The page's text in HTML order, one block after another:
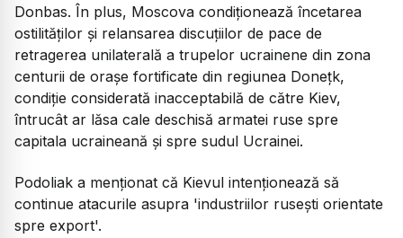
Donbas. În plus, Moscova condiționează încetarea
ostilităților și relansarea discuțiilor de pace de
retragerea unilaterală a trupelor ucrainene din zona
centurii de orașe fortificate din regiunea Donețk,
condiție considerată inacceptabilă de către Kiev,
întrucât ar lăsa cale deschisă armatei ruse spre
capitala ucraineană și spre sudul Ucrainei.
Podoliak a menționat că Kievul intenționează să
continue atacurile asupra 'industriilor rusești orientate
spre export'.